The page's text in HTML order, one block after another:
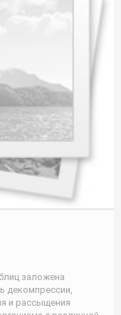
заложена
декомпрессии,
и рассыщения